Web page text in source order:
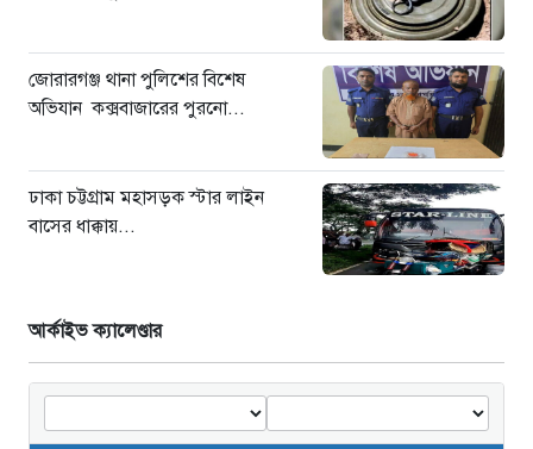
জোরারগঞ্জ থানা পুলিশের বিশেষ
অভিযান কক্সবাজারের পুরনো...
ঢাকা চট্টগ্রাম মহাসড়ক স্টার লাইন
বাসের ধাক্কায়...
আর্কাইভ ক্যালেণ্ডার